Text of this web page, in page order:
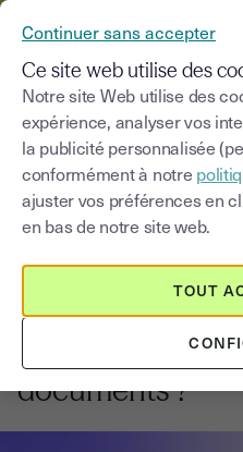
Blog
Choisir une catégorie
Pourquoi vous
documents ?
Continuer sans accepter
Ce site web utilise des
Notre site Web utilise des
expérience, analyser vos
la publicité personnalisée
conformément à notre
ajuster vos préférences en
en bas de notre site web.
TOUT